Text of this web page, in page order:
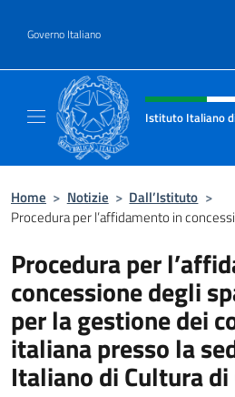
Governo Italiano
Intestazione sito,
Istituto Italiano
Home > Notizie > Dall’Istituto >
Procedura per l’affidamento in
Procedura per
concessione degli
per la gestione dei
italiana presso la
Italiano di Cultura di